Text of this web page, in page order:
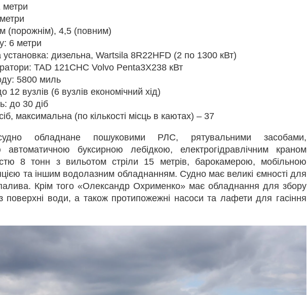
(порожнім), 4,5 (повним)
6 метри
установка: дизельна, Wartsila 8R22HFD (2 по 1300 кВт)
TAD 121CHC Volvo Penta3X238 кВт
5800 миль
12 вузлів (6 вузлів економічний хід)
до 30 діб
максимальна (по кількості місць в каютах) – 37
обладнане пошуковими РЛС, рятувальними засобами,
автоматичною буксирною лебідкою, електрогідравлічним краном
8 тонн з вильотом стріли 15 метрів, барокамерою, мобільною
та іншим водолазним обладнанням. Судно має великі ємності для
Крім того «Олександр Охрименко» має обладнання для збору
поверхні води, а також протипожежні насоси та лафети для гасіння